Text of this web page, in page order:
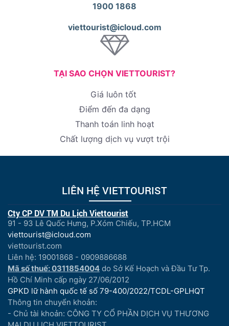
1900 1868
viettourist@icloud.com
TẠI SAO CHỌN VIETTOURIST?
Giá luôn tốt
Điểm đến đa dạng
Thanh toán linh hoạt
Chất lượng dịch vụ vượt trội
LIÊN HỆ VIETTOURIST
Cty CP DV TM Du Lịch Viettourist
91 - 93 Lê Quốc Hưng, P.Xóm Chiếu, TP.HCM
viettourist@icloud.com
viettourist.com
Liên hệ: 19001868 - 0909886688
Mã số thuế: 0311854004 do Sở Kế Hoạch và Đầu Tư Tp.
Hồ Chí Minh cấp ngày 27/06/2012
GPKD lữ hành quốc tế số 79-400/2022/TCDL-GPLHQT
Thông tin chuyển khoản:
- Chủ tài khoản: CÔNG TY CỔ PHẦN DỊCH VỤ THƯƠNG